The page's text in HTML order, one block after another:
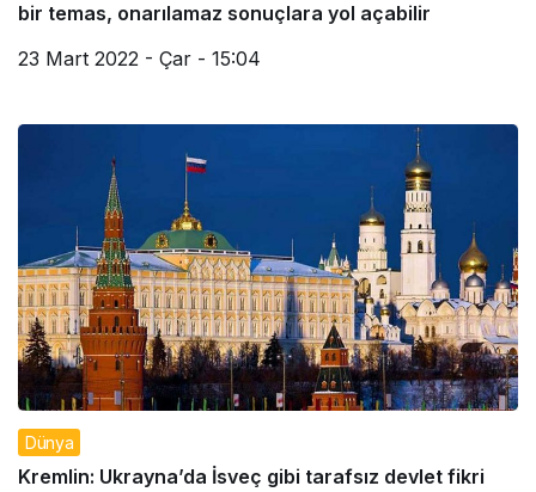
bir temas, onarılamaz sonuçlara yol açabilir
23 Mart 2022 - Çar - 15:04
Dünya
Kremlin: Ukrayna’da İsveç gibi tarafsız devlet fikri